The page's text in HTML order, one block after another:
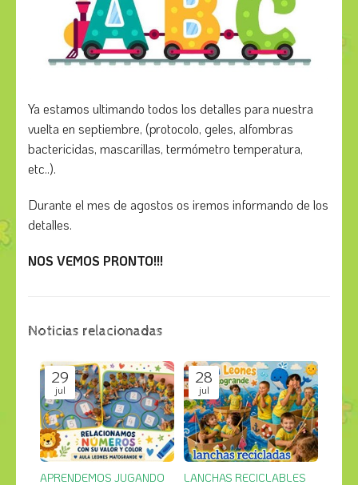
Ya estamos ultimando todos los detalles para nuestra
vuelta en septiembre, (protocolo, geles, alfombras
bactericidas, mascarillas, termómetro temperatura,
etc..).
Durante el mes de agostos os iremos informando de los
detalles.
NOS VEMOS PRONTO!!!
Noticias relacionadas
29
jul
APRENDEMOS JUGANDO
28
jul
LANCHAS RECICLABLES